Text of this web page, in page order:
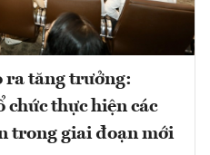
ra tăng trưởng:
chức thực hiện các
trong giai đoạn mới